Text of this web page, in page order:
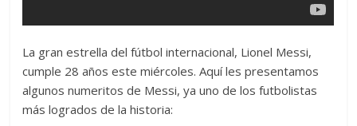
La gran estrella del fútbol internacional, Lionel Messi,
cumple 28 años este miércoles. Aquí les presentamos
algunos numeritos de Messi, ya uno de los futbolistas
más logrados de la historia: